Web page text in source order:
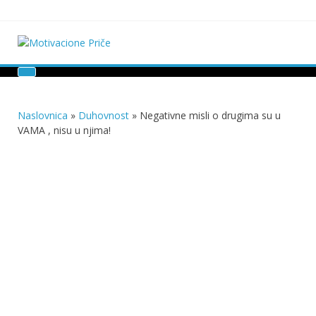
content
Motivacione Priče
Naslovnica » Duhovnost » Negativne misli o drugima su u
VAMA , nisu u njima!